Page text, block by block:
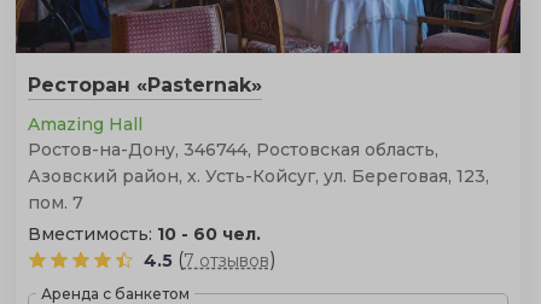
Ресторан «Pasternak»
Amazing Hall
Ростов-на-Дону, 346744, Ростовская область,
Азовский район, х. Усть-Койсуг, ул. Береговая, 123,
пом. 7
Вместимость: 10 - 60 чел.
4.5 (7 отзывов)
Аренда с банкетом